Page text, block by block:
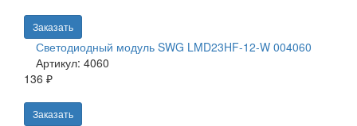
Заказать
Светодиодный модуль SWG LMD23HF-12-W 004060
Артикул: 4060
136 ₽
Заказать